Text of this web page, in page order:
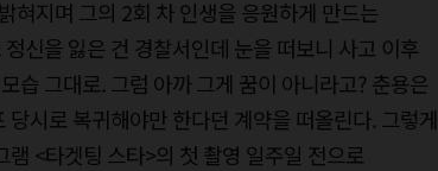
혀지며 그의 2회 차 인생을 응원하게 만드는
신을 잃은 건 경찰서인데 눈을 떠보니 사고 이후
습 그대로. 그럼 아까 그게 꿈이 아니라고? 춘용은
시로 복귀해야만 한다던 계약을 떠올린다. 그렇게
<타겟팅 스타>의 첫 촬영 일주일 전으로